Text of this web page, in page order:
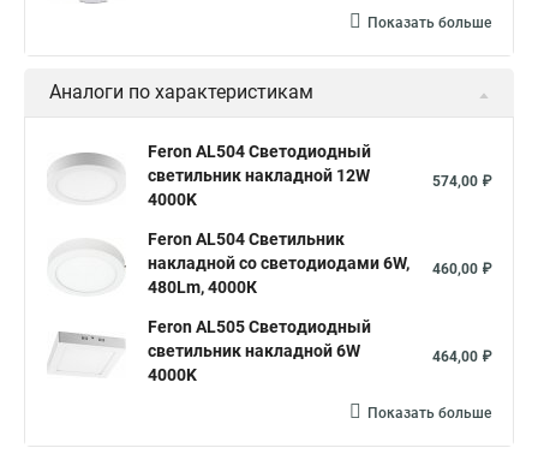
Показать больше
Аналоги по характеристикам
Feron AL504 Светодиодный
светильник накладной 12W
4000K
574,00 ₽
Feron AL504 Светильник
накладной со светодиодами 6W,
480Lm, 4000К
460,00 ₽
Feron AL505 Светодиодный
светильник накладной 6W
4000K
464,00 ₽
Показать больше